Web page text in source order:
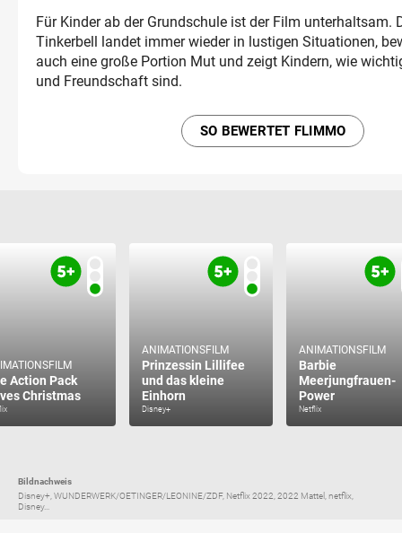
Für Kinder ab der Grundschule ist der Film unterhaltsam.
Tinkerbell landet immer wieder in lustigen Situationen,
auch eine große Portion Mut und zeigt Kindern, wie
und Freundschaft sind.
SO BEWERTET FLIMMO
Action Pack
Christmas
ANIMATIONSFILM
Prinzessin Lillifee
und das kleine
Einhorn
Disney+
ANIMATIONSFILM
Barbie
Meerjungfrauen-
Power
Netflix
Bildnachweis
Disney+, WUNDERWERK/OETINGER/LEONINE/ZDF, Netflix 2022, 2022 Mattel, netflix,
Disney...